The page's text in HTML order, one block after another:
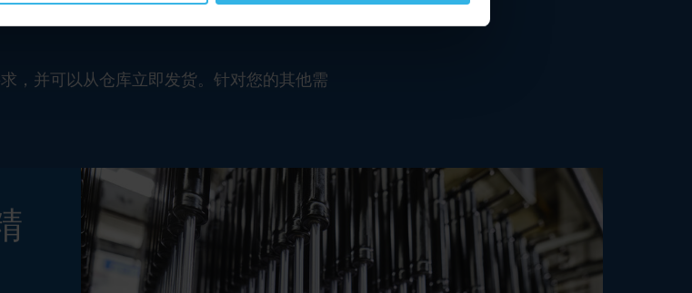
于特定法律要求还是一个独特的产品理
，并可以从仓库立即发货。针对您的其他需